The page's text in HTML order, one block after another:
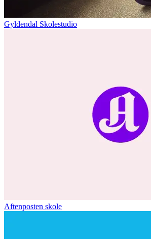
Gyldendal Skolestudio
Aftenposten skole